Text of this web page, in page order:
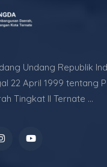
Undang Republik
22 April 1999 tentang
Tingkat II Ternate ...